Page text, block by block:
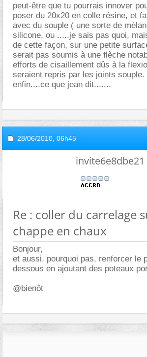
peut-être que tu pourrais innover
poser du 20x20 en colle résine, et
avec du souple ( une sorte de
silicone, ou .....je sais pas quoi,
de cette façon, sur une petite
serait pas soumis à une flèche
efforts de cisaillement dûs à la
seraient repris par les joints souple.
enfin....ce que jean dit.......
28/06/2010, 06h45
invite6e8dbe21
Re : coller du carrelage
chappe en chaux
Bonjour,
et aussi, pourquoi pas, renforcer le
dessous en ajoutant des poteaux
@bienôt